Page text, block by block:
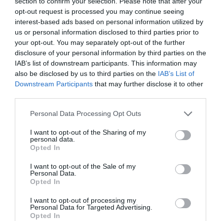
opt-out request is processed you may continue seeing
interest-based ads based on personal information utilized by
us or personal information disclosed to third parties prior to
your opt-out. You may separately opt-out of the further
disclosure of your personal information by third parties on the
IAB’s list of downstream participants. This information may
also be disclosed by us to third parties on the IAB’s List of
Downstream Participants that may further disclose it to other
Please note that this website/app uses one or more Google
not limited to your visit or usage behaviour. You may click to
grant or deny consent to Google and its third-party tags to
use your data for below specified purposes in below Google
consent section.
Personal Data Processing Opt Outs
I want to opt-out of the Sharing of my
personal data.
Opted In
I want to opt-out of the Sale of my
Personal Data.
Opted In
I want to opt-out of processing my
Personal Data for Targeted Advertising.
Opted In
χρησιμοποιήσει το 2014 από την ειδική
επιχορήγηση για εξόφληση ληξιπρόθεσμων
υποχρεώσεων. Ας μας δείξει που έχει εγγραφεί
το ποσό των 54.246,74€ που έχει
προϋπολογιστεί για τη μελέτη του παιδικού
σταθμού. Εγώ βλέπω μόνο 10000,00€. Κοντός
ψαλμός αλληλούια σε λίγο έρχονται τα τελικά
του 2015.
ειδικότητας περί την ψυχική υγεία) μπορεί να
των τελών, για να αποφασιστεί ομόφωνα ότι
ισχύουν οι αποφάσεις του 2011? Γιατί
των τελών ύδρευσης και αποχέτευσης αφού ο